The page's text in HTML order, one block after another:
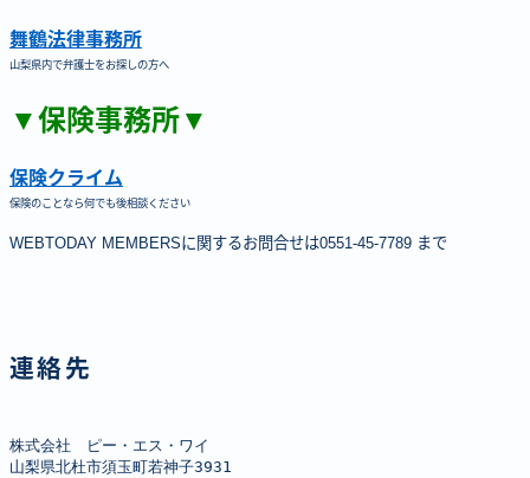
舞鶴法律事務所
山梨県内で弁護士をお探しの方へ
▼保険事務所▼
保険クライム
保険のことなら何でも後相談ください
WEBTODAY MEMBERSに関するお問合せは0551-45-7789 まで
連絡先
株式会社　ピー・エス・ワイ
山梨県北杜市須玉町若神子3931